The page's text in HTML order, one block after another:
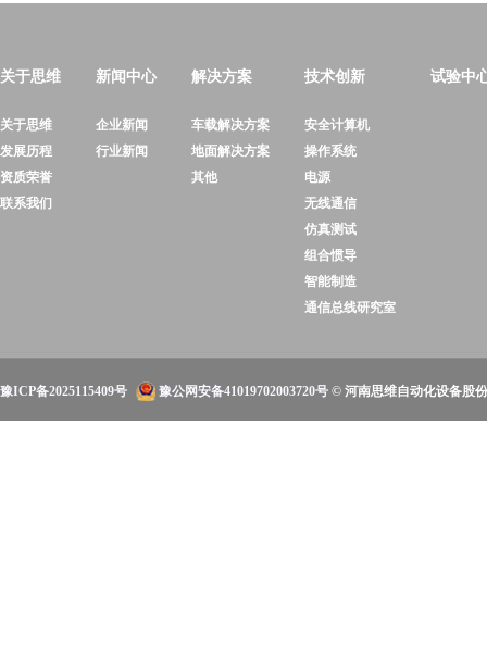
关于思维
关于思维
发展历程
资质荣誉
联系我们
新闻中心
企业新闻
行业新闻
解决方案
车载解决方案
地面解决方案
其他
技术创新
安全计算机
操作系统
电源
无线通信
仿真测试
组合惯导
智能制造
通信总线研究室
试验中
豫ICP备2025115409号 豫公网安备41019702003720号 © 河南思维自动化设备股